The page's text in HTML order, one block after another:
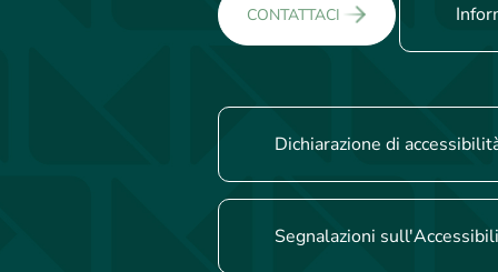
CONTATTACI
Dichiarazione di
Segnalazioni